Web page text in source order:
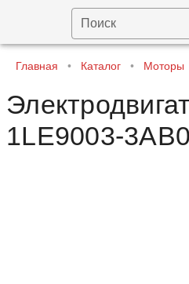
Поиск
Главная • Каталог • Моторы
1LE9003-